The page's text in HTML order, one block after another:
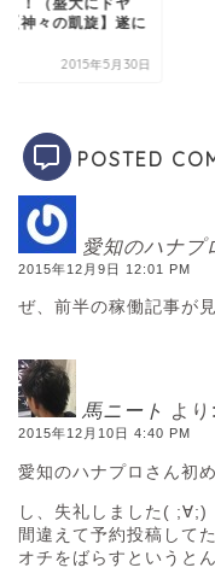
POSTED
愛知のハナプ
2015年12月9日 12:01 PM
ぜ、前半の稼働記事が
馬ニート より:
2015年12月10日 4:40 PM
愛知のハナプロさん初
し、失礼しました( ;∀;)
間違えて予約投稿して
オチをばらすというと